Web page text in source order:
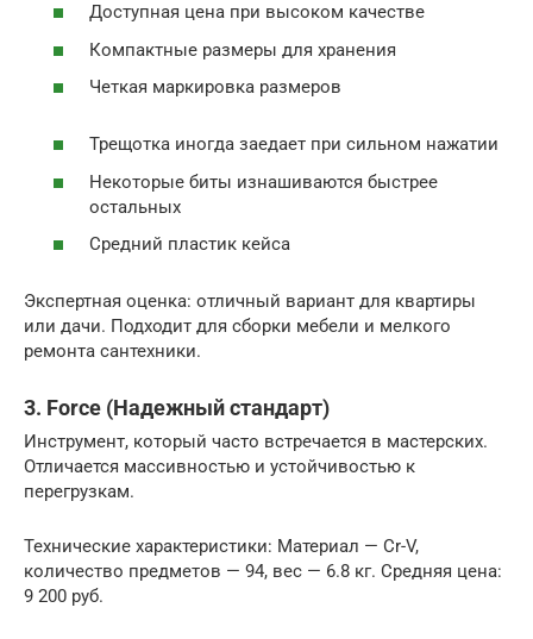
Доступная цена при высоком качестве
Компактные размеры для хранения
Четкая маркировка размеров
Трещотка иногда заедает при сильном нажатии
Некоторые биты изнашиваются быстрее
остальных
Средний пластик кейса
Экспертная оценка: отличный вариант для квартиры
или дачи. Подходит для сборки мебели и мелкого
ремонта сантехники.
3. Force (Надежный стандарт)
Инструмент, который часто встречается в мастерских.
Отличается массивностью и устойчивостью к
перегрузкам.
Технические характеристики: Материал — Cr-V,
количество предметов — 94, вес — 6.8 кг. Средняя цена:
9 200 руб.